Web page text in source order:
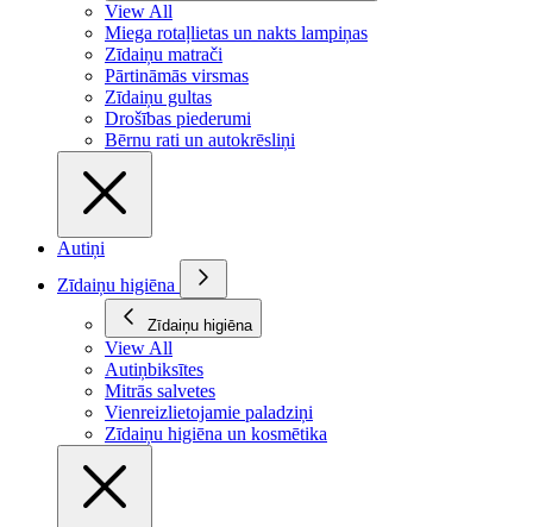
View All
Miega rotaļlietas un nakts lampiņas
Zīdaiņu matrači
Pārtināmās virsmas
Zīdaiņu gultas
Drošības piederumi
Bērnu rati un autokrēsliņi
Autiņi
Zīdaiņu higiēna
Zīdaiņu higiēna
View All
Autiņbiksītes
Mitrās salvetes
Vienreizlietojamie paladziņi
Zīdaiņu higiēna un kosmētika